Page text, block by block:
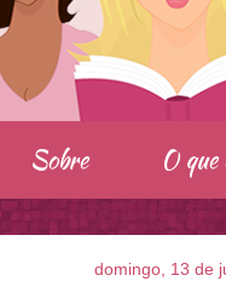
Sobre O
domingo, 13 de